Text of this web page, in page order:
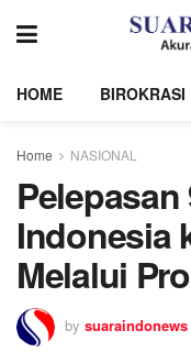
HOME BIROKRASI
Home NASIONAL
Indonesia
Melalui
by suaraindonews